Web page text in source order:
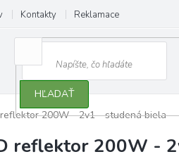
Kontakty Reklamace
HĽADAŤ
reflektor 200W - 2v1 - studená biela
reflektor 200W -